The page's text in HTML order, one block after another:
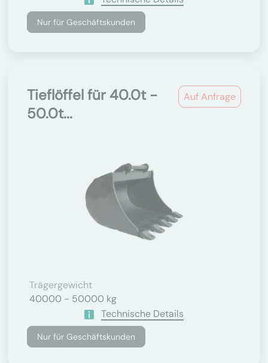
Nur für Geschäftskunden
Auf Anfrage
Tieflöffel für 40.0t -
50.0t...
Trägergewicht
40000 - 50000 kg
Technische Details
Nur für Geschäftskunden